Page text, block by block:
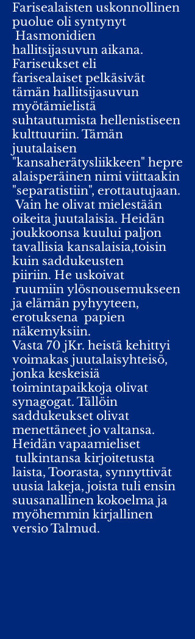
Farisealaisten uskonnollinen
puolue oli syntynyt
Hasmonidien
hallitsijasuvun aikana.
Fariseukset eli
farisealaiset pelkäsivät
tämän hallitsijasuvun
myötämielistä
suhtautumista hellenistiseen
kulttuuriin. Tämän
juutalaisen
"kansaherätysliikkeen" hepre
alaisperäinen nimi viittaakin
"separatistiin", erottautujaan.
Vain he olivat mielestään
oikeita juutalaisia. Heidän
joukkoonsa kuului paljon
tavallisia kansalaisia,toisin
kuin saddukeusten
piiriin. He uskoivat
ruumiin ylösnousemukseen
ja elämän pyhyyteen,
erotuksena papien
näkemyksiin.
Vasta 70 jKr. heistä kehittyi
voimakas juutalaisyhteisö,
jonka keskeisiä
toimintapaikkoja olivat
synagogat. Tällöin
saddukeukset olivat
menettäneet jo valtansa.
Heidän vapaamieliset
tulkintansa kirjoitetusta
laista, Toorasta, synnyttivät
uusia lakeja, joista tuli ensin
suusanallinen kokoelma ja
myöhemmin kirjallinen
versio Talmud.